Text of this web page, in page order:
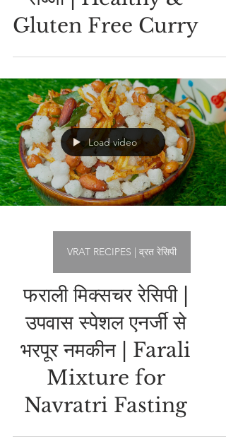
सब्ज़ी रेसिपीज़
Singhare Ki Sabji
Recipe | सिंघाड़े की
सब्जी | Healthy &
Gluten Free Curry
VRAT RECIPES | व्रत रेसिपी
फराली मिक्सचर रेसिपी |